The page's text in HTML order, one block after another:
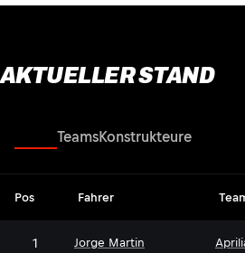
AKTUELLER STAND
TeamsKonstrukteure
Pos Fahrer
1 Jorge Martin